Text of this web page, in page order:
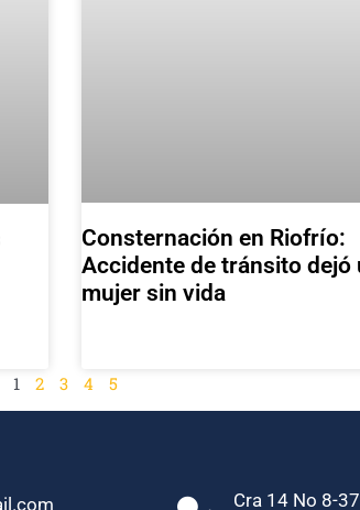
Consternación en Riofrío:
Accidente de tránsito dejó
mujer sin vida
1 2 3 4 5
Cra 14 No 8-